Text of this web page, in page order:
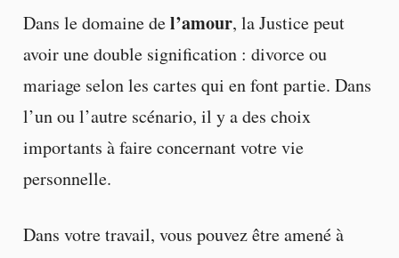
Dans le domaine del’amour, la Justice peut
avoir une double signification : divorce ou
mariage selon les cartes qui en font partie. Dans
l’un ou l’autre scénario, il y a des choix
importants à faire concernant votre vie
personnelle.
Dans votre travail, vous pouvez être amené à